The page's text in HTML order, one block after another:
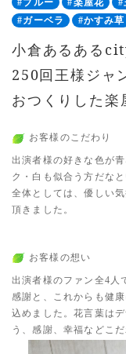
#ブルー
#楽屋花 #
#ガーベラ
#かすみ草
小倉あるある
250回王様ジャ
おつくりした楽
お客様のこだわり
出演者様の好きな色が
ク・白も似合う方だな
全体としては、優しい
頂きました。
お客様の想い
出演者様のファン全4人
感謝と、これからも健
込めました。花言葉は
う、感謝、幸福などこ